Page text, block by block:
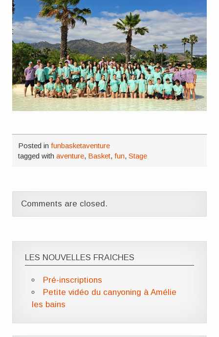
Posted infunbasketaventure
tagged withaventure, Basket,fun,Stage
Comments are closed.
LES NOUVELLES FRAICHES
Pré-inscriptions
Petite vidéo du canyoning à Amélie
les bains